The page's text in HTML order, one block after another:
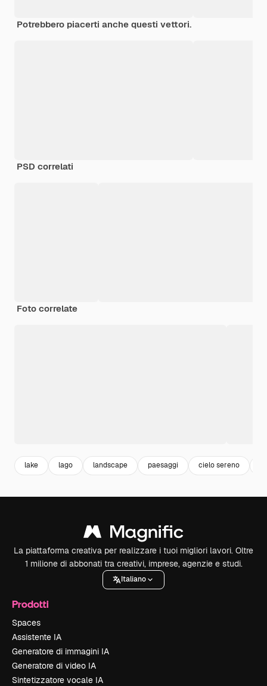
Potrebbero piacerti anche questi vettori.
PSD correlati
Foto correlate
lake lago landscape paesaggi cielo sereno
La piattaforma creativa per realizzare i tuoi migliori lavori. Oltre
1 milione di abbonati tra creativi, imprese, agenzie e studi.
Italiano
Prodotti
Spaces
Assistente IA
Generatore di immagini IA
Generatore di video IA
Sintetizzatore vocale IA